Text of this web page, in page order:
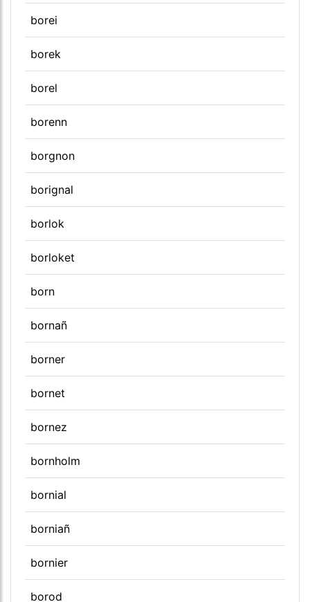
borei
borek
borel
borenn
borgnon
borignal
borlok
borloket
born
bornañ
borner
bornet
bornez
bornholm
bornial
borniañ
bornier
borod